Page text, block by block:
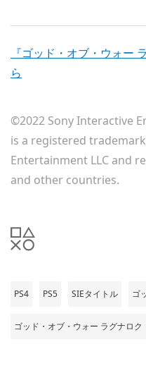
『ゴッド・オブ・ウォー
ら
©2022 Sony Interactive
is a registered
Entertainment LLC and
and other countries.
PS4 PS5 SIEタイトル ゴ
ゴッド・オブ・ウォー ラグナロク